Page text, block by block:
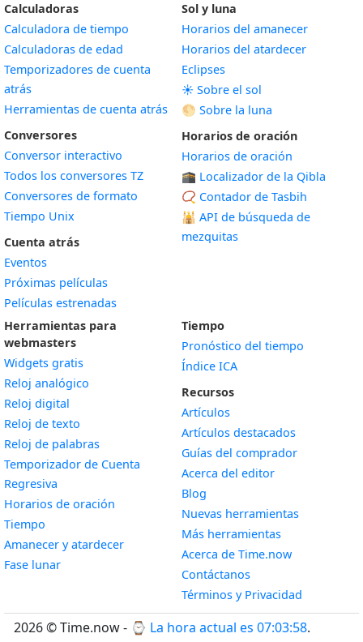
Calculadoras
Calculadora de tiempo
Calculadoras de edad
Temporizadores de cuenta
atrás
Herramientas de cuenta atrás
Conversores
Conversor interactivo
Todos los conversores TZ
Conversores de formato
Tiempo Unix
Cuenta atrás
Eventos
Próximas películas
Películas estrenadas
Sol y luna
Horarios del amanecer
Horarios del atardecer
Eclipses
☀️ Sobre el sol
🌕 Sobre la luna
Horarios de oración
Horarios de oración
🕋 Localizador de la Qibla
📿 Contador de Tasbih
🕌 API de búsqueda de
mezquitas
Herramientas para
webmasters
Widgets gratis
Reloj analógico
Reloj digital
Reloj de texto
Reloj de palabras
Temporizador de Cuenta
Regresiva
Horarios de oración
Tiempo
Amanecer y atardecerWidget
Fase lunarWidget
Tiempo
Pronóstico del tiempo
Índice ICA
Recursos
Artículos
Artículos destacados
Guías del comprador
Acerca del editor
Blog
Nuevas herramientas
Más herramientas
Acerca de Time.now
Contáctanos
Términos y Privacidad
2026 © Time.now - ⌚ La hora actual es 07:03:59.